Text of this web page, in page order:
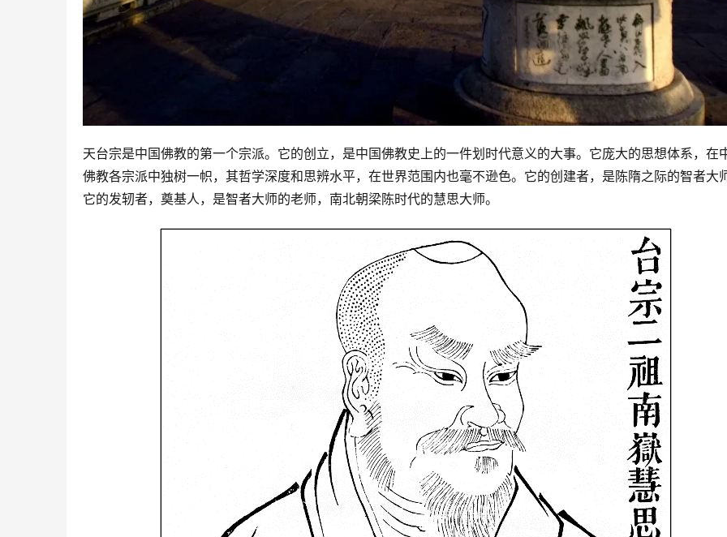
天台宗是中国佛教的第一个宗派。它的创立，是中国佛教史上的一件划时代意义的大事。它庞大的思想体系，在
佛教各宗派中独树一帜，其哲学深度和思辨水平，在世界范围内也毫不逊色。它的创建者，是陈隋之际的智者大师
它的发轫者，奠基人，是智者大师的老师，南北朝梁陈时代的慧思大师。